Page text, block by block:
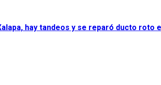
hay tandeos y se reparó ducto roto